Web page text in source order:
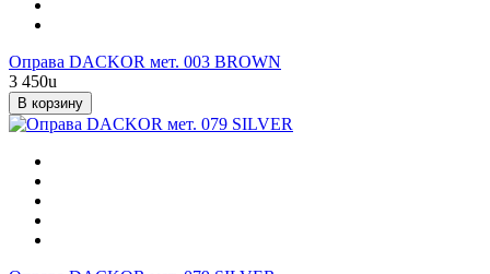
Оправа DACKOR мет. 003 BROWN
3 450u
В корзину